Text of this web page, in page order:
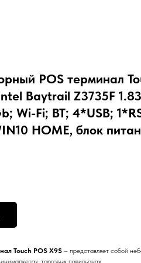
POS терминал
Baytrail Z3735F
Wi-Fi; BT; 4*USB;
HOME, блок
Touch POS X9S – представляет собой